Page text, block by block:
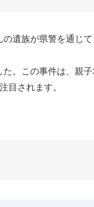
遺族が県警を通じて
。この事件は、親
目されます。